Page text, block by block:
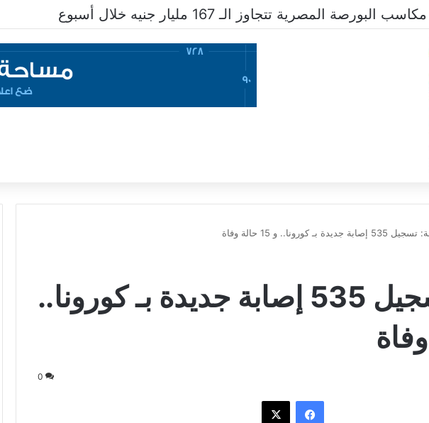
مكاسب البورصة المصرية تتجاوز الـ 167 مليار جنيه خلال أسبوع
جديدة بـ كورونا.. و 15 حالة وفاة
الصحة: تسجيل 535 إصابة جديدة بـ كورونا..
0
فيسبوك ‫X